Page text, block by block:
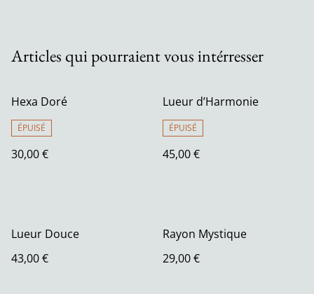
Articles qui pourraient vous intérresser
Hexa Doré
ÉPUISÉ
30,00 €
Lueur d’Harmonie
ÉPUISÉ
45,00 €
Lueur Douce
43,00 €
Rayon Mystique
29,00 €